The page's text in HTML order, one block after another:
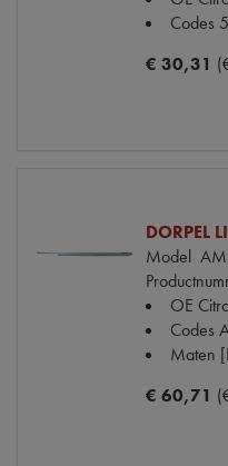
Codes
€ 30,31
DORPEL
Model
OE
Codes
Maten
€ 60,71